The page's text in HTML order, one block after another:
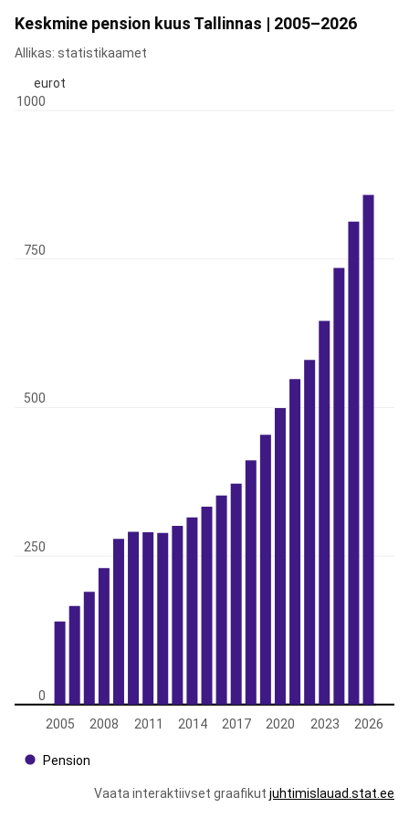
Keskmine pension kuus Tallinnas | 2005–2026
Allikas: statistikaamet
2005 2008 2011 2014 2017 2020 2023 2026
0
250
500
750
1000
eurot
Pension
Vaata interaktiivset graafikut juhtimislauad.stat.ee